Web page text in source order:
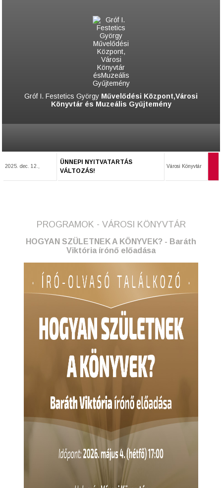
Gróf I. Festetics György Művelődési Központ,Városi
Könyvtár és Muzeális Gyűjtemény
2025. dec. 12.,
ÜNNEPI NYITVATARTÁS
VÁLTOZÁS!
Városi Könyvtár
PROGRAMOK - VÁROSI KÖNYVTÁR
HOGYAN SZÜLETNEK A KÖNYVEK? - Baráth
Viktória írónő előadása